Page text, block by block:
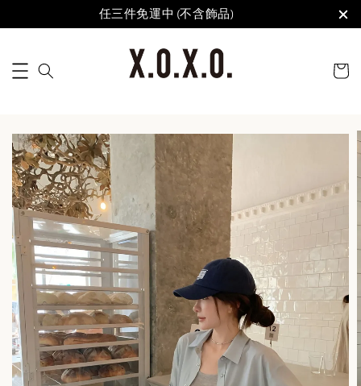
任三件免運中 (不含飾品)